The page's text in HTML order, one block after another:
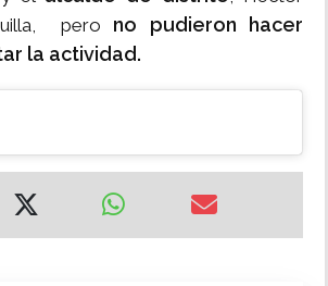
pero no pudieron hacer
la actividad.